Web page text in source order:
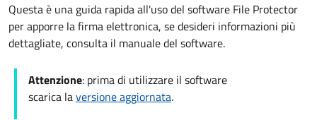
Questa è una guida rapida all'uso del software File Protector
per apporre la firma elettronica, se desideri informazioni più
dettagliate, consulta il manuale del software.
Attenzione: prima di utilizzare il software
scarica laversione aggiornata.